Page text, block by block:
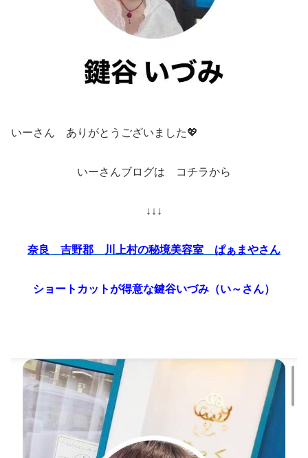
いーさん ありがとうございました💖
いーさんブログは コチラから
↓↓↓
奈良 吉野郡 川上村の秘境美容室 ぱぁまやさん
ショートカットが得意な鍵谷いづみ（い～さん）